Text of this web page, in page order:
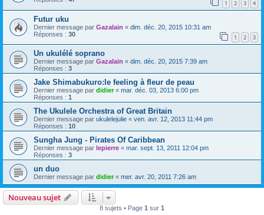
1 2 3 4
Futur uku
Dernier message par Gazalain « dim. déc. 20, 2015 10:31 am
Réponses : 30 1 2 3
Un ukulélé soprano
Dernier message par Gazalain « dim. déc. 20, 2015 7:39 am
Réponses : 3
Jake Shimabukuro:le feeling à fleur de peau
Dernier message par didier« mar. déc. 03, 2013 6:00 pm
Réponses : 1
The Ukulele Orchestra of Great Britain
Dernier message par ukulelejulie « ven. avr. 12, 2013 11:44 pm
Réponses : 10
Sungha Jung - Pirates Of Caribbean
Dernier message par lepierre « mar. sept. 13, 2011 12:04 pm
Réponses : 3
un duo
Dernier message par didier« mer. avr. 20, 2011 7:26 am
Nouveau sujet
8 sujets • Page 1 sur 1